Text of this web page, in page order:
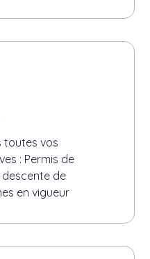
toutes vos
: Permis de
de
en vigueur